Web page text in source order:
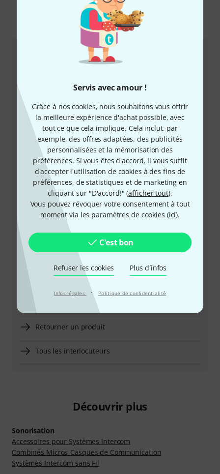
Servis avec amour !
Grâce à nos cookies, nous souhaitons vous offrir
la meilleure expérience d'achat possible, avec
tout ce que cela implique. Cela inclut, par
exemple, des offres adaptées, des publicités
personnalisées et la mémorisation des
préférences. Si vous êtes d'accord, il vous suffit
d'accepter l'utilisation de cookies à des fins de
préférences, de statistiques et de marketing en
cliquant sur "D'accord!" (afficher tout).
Vous pouvez révoquer votre consentement à tout
moment via les paramètres de cookies (ici).
C'est bon
Refuser les cookies Plus d´infos
Infos légales · Politique de confidentialité
Comment nous contacter
Service Client France
+33-176548596
Notre service client est à votre disposition pour
répondre à toutes vos questions et résoudre
d'éventuels problèmes après achat.
Préparer le numéro client
Horaires d'ouverture (CEST - Heure
d'été d'Europe centrale)
Demander un rappel téléphonique
Plus d'options de contact
Retourner un produit
Tous les interlocuteurs
Découvrir plus
Sonorisation
Accessoires pour Systèmes Intercom
Combinés Micros-Casques de Communication
Systèmes Intercom sans Fil